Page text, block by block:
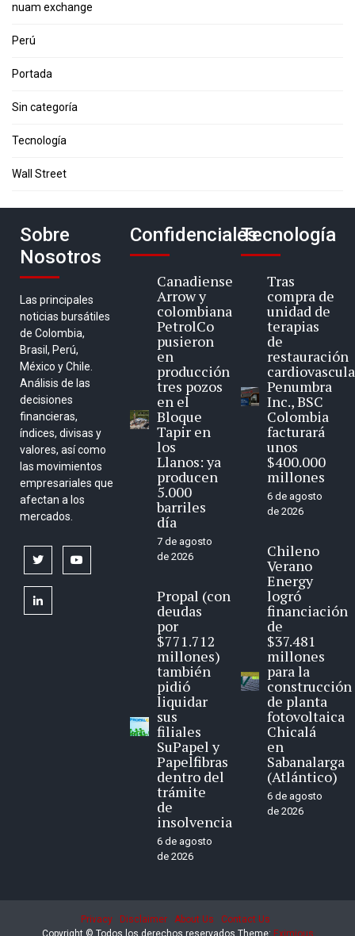
nuam exchange
Perú
Portada
Sin categoría
Tecnología
Wall Street
Sobre
Nosotros
Las principales
noticias bursátiles
de Colombia,
Brasil, Perú,
México y Chile.
Análisis de las
decisiones
financieras,
índices, divisas y
valores, así como
las movimientos
empresariales que
afectan a los
mercados.
twitter
linkedin
Confidenciales
Canadiense
Arrow y
colombiana
PetrolCo
pusieron
en
producción
tres pozos
en el
Bloque
Tapir en
los
Llanos: ya
producen
5.000
barriles
día
7 de agosto
de 2026
Propal (con
deudas
por
$771.712
millones)
también
pidió
liquidar
sus
filiales
SuPapel y
Papelfibras
dentro del
trámite
de
insolvencia
6 de agosto
de 2026
Tecnología
Tras
compra de
unidad de
terapias
de
restauración
Penumbra
Inc., BSC
Colombia
facturará
unos
$400.000
millones
6 de agosto
de 2026
Chileno
Verano
Energy
logró
financiación
de
$37.481
millones
para la
construcción
de planta
fotovoltaica
Chicalá
en
Sabanalarga
(Atlántico)
6 de agosto
de 2026
Privacy Disclaimer About Us
Contact Us
Copyright © Todos los derechos reservados Theme: Eximious